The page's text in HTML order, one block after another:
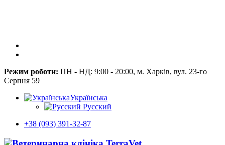
Режим роботи: ПН - НД: 9:00 - 20:00, м. Харків, вул. 23-го
Серпня 59
Українська
Русский
+38 (093) 391-32-87